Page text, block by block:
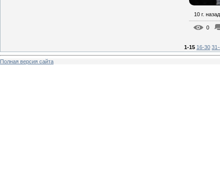
10 г. назад
0
1-15 16-30
Полная версия сайта